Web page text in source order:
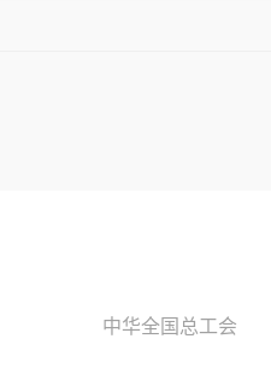
中华全国总工会